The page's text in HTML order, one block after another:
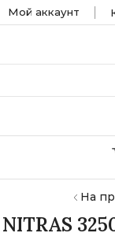
Мой аккаунт
На